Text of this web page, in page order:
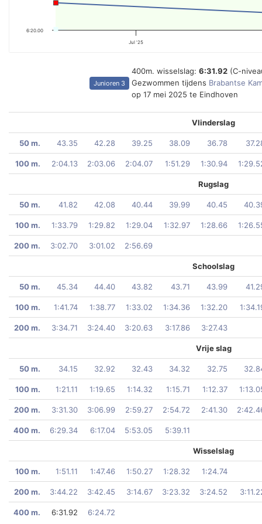
Jul '25
6:20.00
Junioren 3
400m. wisselslag: 6:31.92 (C-
Gezwommen tijdens Brabantse
op 17 mei 2025 te Eindhoven
Vlinderslag
50 m. 43.35 42.28 39.25 38.09 36.78
100 m. 2:04.13 2:03.06 2:04.07 1:51.29 1:30.94
Rugslag
50 m. 41.82 42.08 40.44 39.99 40.45
100 m. 1:33.79 1:29.82 1:29.04 1:32.97 1:28.66
200 m. 3:02.70 3:01.02 2:56.69
Schoolslag
50 m. 45.34 44.40 43.82 43.71 43.99
100 m. 1:41.74 1:38.77 1:33.02 1:34.36 1:32.20
200 m. 3:34.71 3:24.40 3:20.63 3:17.86 3:27.43
Vrije slag
50 m. 34.15 32.92 32.43 34.32 32.75
100 m. 1:21.11 1:19.65 1:14.32 1:15.71 1:12.37
200 m. 3:31.30 3:06.99 2:59.27 2:54.72 2:41.30
400 m. 6:29.34 6:17.04 5:53.05 5:39.11
Wisselslag
100 m. 1:51.11 1:47.46 1:50.27 1:28.32 1:24.74
200 m. 3:44.22 3:42.45 3:14.67 3:23.32 3:24.52
400 m. 6:31.92 6:24.72